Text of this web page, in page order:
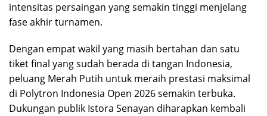
intensitas persaingan yang semakin tinggi menjelang
fase akhir turnamen.
Dengan empat wakil yang masih bertahan dan satu
tiket final yang sudah berada di tangan Indonesia,
peluang Merah Putih untuk meraih prestasi maksimal
di Polytron Indonesia Open 2026 semakin terbuka.
Dukungan publik Istora Senayan diharapkan kembali